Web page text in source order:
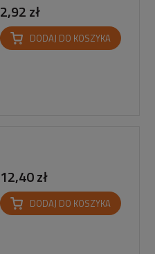
2,92 zł
DODAJ DO KOSZYKA
12,40 zł
DODAJ DO KOSZYKA